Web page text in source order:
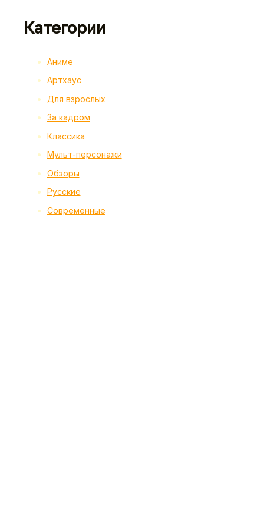
Категории
Аниме
Артхаус
Для взрослых
За кадром
Классика
Мульт-персонажи
Обзоры
Русские
Современные